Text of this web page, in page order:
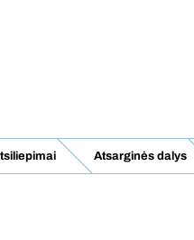
Atsarginės dalys